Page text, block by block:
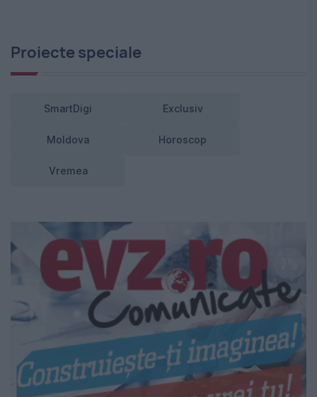
Proiecte speciale
SmartDigi Exclusiv
Moldova Horoscop
Vremea